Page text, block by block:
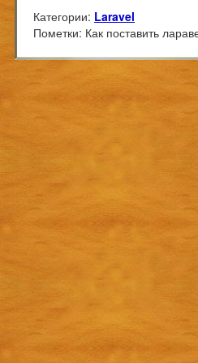
Категории: Laravel
Пометки: Как поставить